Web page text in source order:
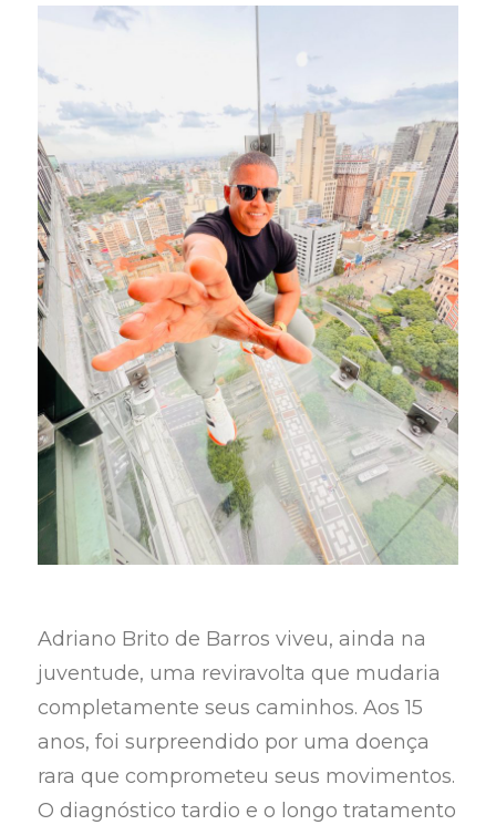
Adriano Brito de Barros viveu, ainda na
juventude, uma reviravolta que mudaria
completamente seus caminhos. Aos 15
anos, foi surpreendido por uma doença
rara que comprometeu seus movimentos.
O diagnóstico tardio e o longo tratamento